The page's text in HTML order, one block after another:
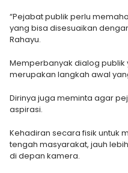
“Pejabat publik perlu
yang bisa disesuaikan
Rahayu.
Memperbanyak dialog publik
merupakan langkah awal
Dirinya juga meminta agar
aspirasi.
Kehadiran secara fisik untuk
tengah masyarakat, jauh
di depan kamera.